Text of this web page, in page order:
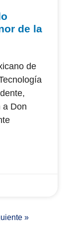
de la
de
a Don
»